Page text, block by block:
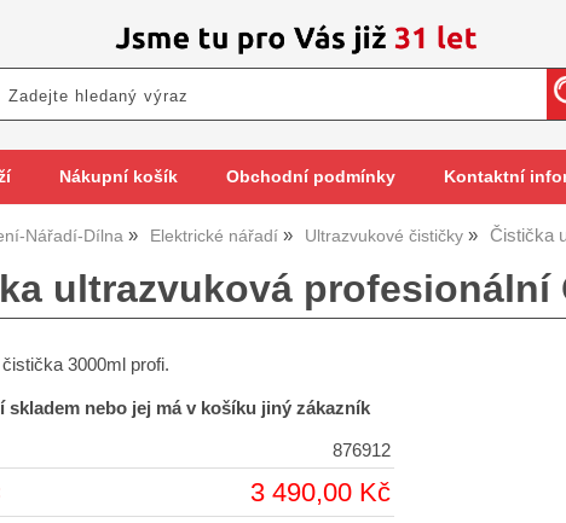
Nákupní košík Obchodní podmínky Kontaktní
Nářadí-Dílna Elektrické nářadí Ultrazvukové čističky Čistička
ultrazvuková profesionální
3000ml profi.
skladem nebo jej má v košíku jiný zákazník
876912
3 490,00 Kč